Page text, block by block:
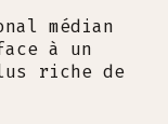
médian
à un
riche de